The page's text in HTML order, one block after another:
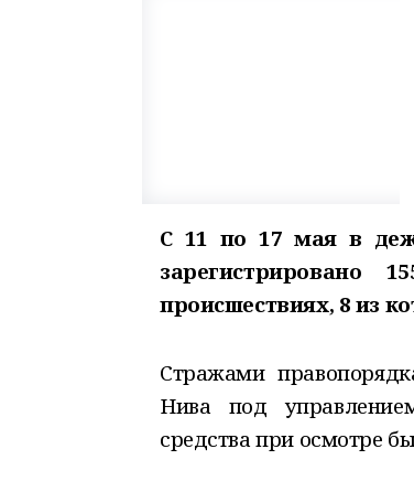
С 11 по 17 мая в
зарегистрировано
происшествиях, 8 из
Стражами
Нива под
средства при осмотре